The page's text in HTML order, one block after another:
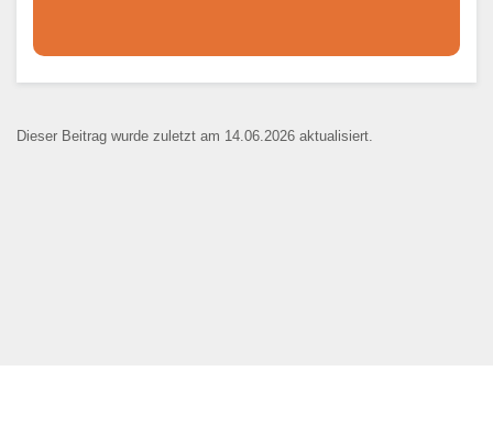
Kontaktaufnahme und ist nicht
Dieser Beitrag wurde zuletzt am 14.06.2026 aktualisiert.